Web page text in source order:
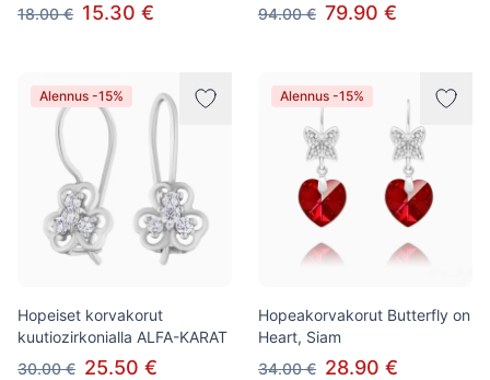
18.00 € 15.30 €
94.00 € 79.90 €
Alennus -15%
Hopeiset korvakorut
kuutiozirkonialla ALFA-KARAT
30.00 € 25.50 €
Alennus -15%
Hopeakorvakorut Butterfly on
Heart, Siam
34.00 € 28.90 €